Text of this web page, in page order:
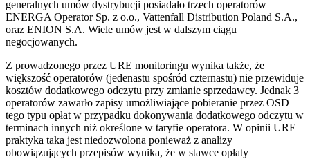
generalnych umów dystrybucji posiadało trzech operatorów
ENERGA Operator Sp. z o.o., Vattenfall Distribution Poland S.A.,
oraz ENION S.A. Wiele umów jest w dalszym ciągu
negocjowanych.
Z prowadzonego przez URE monitoringu wynika także, że
większość operatorów (jedenastu spośród czternastu) nie przewiduje
kosztów dodatkowego odczytu przy zmianie sprzedawcy. Jednak 3
operatorów zawarło zapisy umożliwiające pobieranie przez OSD
tego typu opłat w przypadku dokonywania dodatkowego odczytu w
terminach innych niż określone w taryfie operatora. W opinii URE
praktyka taka jest niedozwolona ponieważ z analizy
obowiązujących przepisów wynika, że w stawce opłaty